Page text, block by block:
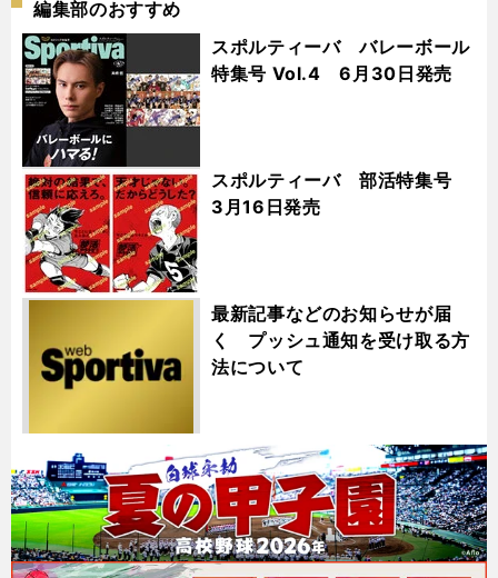
編集部のおすすめ
スポルティーバ バレーボール
特集号 Vol.4 6月30日発売
スポルティーバ 部活特集号
3月16日発売
最新記事などのお知らせが届
く プッシュ通知を受け取る方
法について